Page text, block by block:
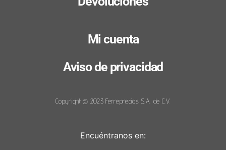
Mi cuenta
Aviso de privacidad
Copyright © 2023 Ferreprecios S.A. de C.V.
Encuéntranos en: